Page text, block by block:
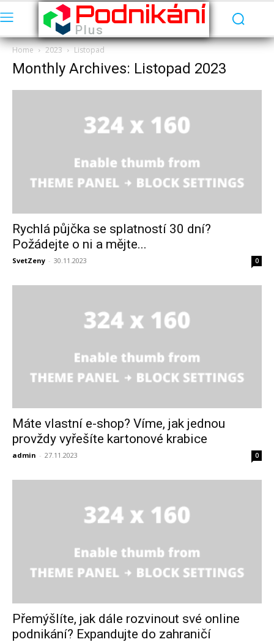
Podnikání
Plus
Home 2023 Listopad
Monthly Archives: Listopad 2023
Rychlá půjčka se splatností 30 dní?
Požádejte o ni a mějte...
SvetZeny - 30.11.2023 0
Máte vlastní e-shop? Víme, jak jednou
provždy vyřešíte kartonové krabice
admin - 27.11.2023 0
Přemýšlíte, jak dále rozvinout své online
podnikání? Expandujte do zahraničí